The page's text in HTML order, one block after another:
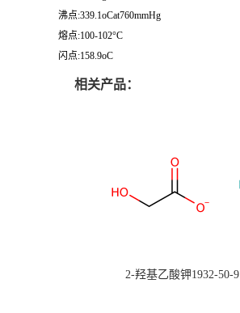
沸点:339.1oCat760mmHg
熔点:100-102°C
闪点:158.9oC
相关产品：
2-羟基乙酸钾1932-50-9